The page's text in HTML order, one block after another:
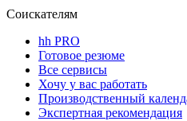
Соискателям
hh PRO
Готовое резюме
Все сервисы
Хочу у вас работать
Производственный
Экспертная рекомендация